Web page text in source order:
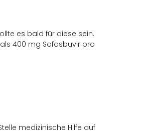
es bald für diese sein.
400 mg Sofosbuvir pro
medizinische Hilfe auf